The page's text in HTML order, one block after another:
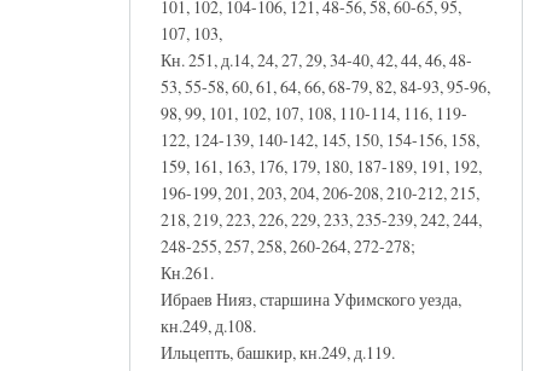
101, 102, 104-106, 121, 48-56, 58, 60-65, 95,
107, 103,
Кн. 251, д.14, 24, 27, 29, 34-40, 42, 44, 46, 48-
53, 55-58, 60, 61, 64, 66, 68-79, 82, 84-93, 95-96,
98, 99, 101, 102, 107, 108, 110-114, 116, 119-
122, 124-139, 140-142, 145, 150, 154-156, 158,
159, 161, 163, 176, 179, 180, 187-189, 191, 192,
196-199, 201, 203, 204, 206-208, 210-212, 215,
218, 219, 223, 226, 229, 233, 235-239, 242, 244,
248-255, 257, 258, 260-264, 272-278;
Кн.261.
Ибраев Нияз, старшина Уфимского уезда,
кн.249, д.108.
Ильцепть, башкир, кн.249, д.119.